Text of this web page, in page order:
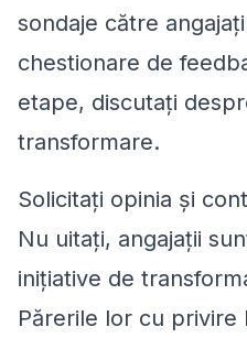
sondaje către
chestionare de
etape, discutați
transformare.
Solicitați opinia și
Nu uitați, angajații
inițiative de
Părerile lor cu privire